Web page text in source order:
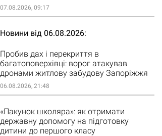
07.08.2026, 09:17
Новини від 06.08.2026
Пробив дах і перекриття в
багатоповерхівці: ворог атакував
дронами житлову забудову Запоріжжя
06.08.2026, 21:48
«Пакунок школяра»: як отримати
державну допомогу на підготовку
дитини до першого класу